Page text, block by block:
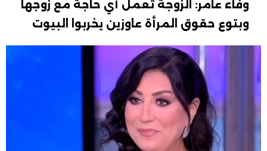
وفاء عامر: الزوجة تعمل أي حاجة مع زوجها
وبتوع حقوق المرأة عاوزين يخربوا البيوت